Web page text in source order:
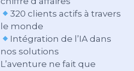
320 clients actifs à travers
le monde
Intégration de l’IA dans
nos solutions
L’aventure ne fait que